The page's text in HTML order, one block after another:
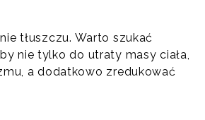
tłuszczu. Warto szukać
nie tylko do utraty masy ciała,
a dodatkowo zredukować